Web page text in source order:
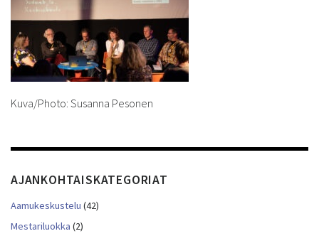
Kuva/Photo: Susanna Pesonen
AJANKOHTAISKATEGORIAT
Aamukeskustelu (42)
Mestariluokka (2)